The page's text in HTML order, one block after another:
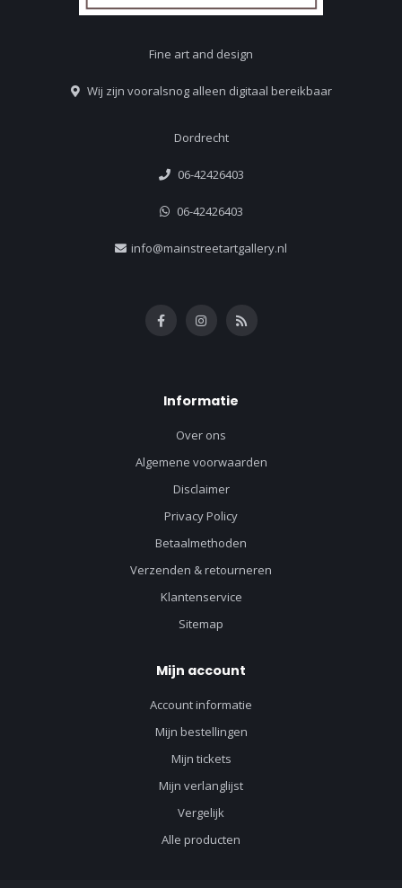
Fine art and design
Wij zijn vooralsnog alleen digitaal bereikbaar
Dordrecht
06-42426403
06-42426403
info@mainstreetartgallery.nl
Informatie
Over ons
Algemene voorwaarden
Disclaimer
Privacy Policy
Betaalmethoden
Verzenden & retourneren
Klantenservice
Sitemap
Mijn account
Account informatie
Mijn bestellingen
Mijn tickets
Mijn verlanglijst
Vergelijk
Alle producten